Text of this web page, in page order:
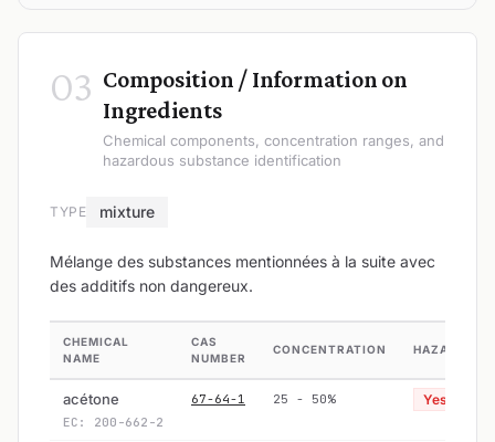
03 Composition / Information on
Ingredients
Chemical components, concentration ranges, and
hazardous substance identification
TYPE mixture
Mélange des substances mentionnées à la suite avec
des additifs non dangereux.
CHEMICAL
NAME
CAS
NUMBER
CONCENTRATION HAZARDOUS
acétone
EC: 200-662-2
67-64-1 25 - 50% Yes